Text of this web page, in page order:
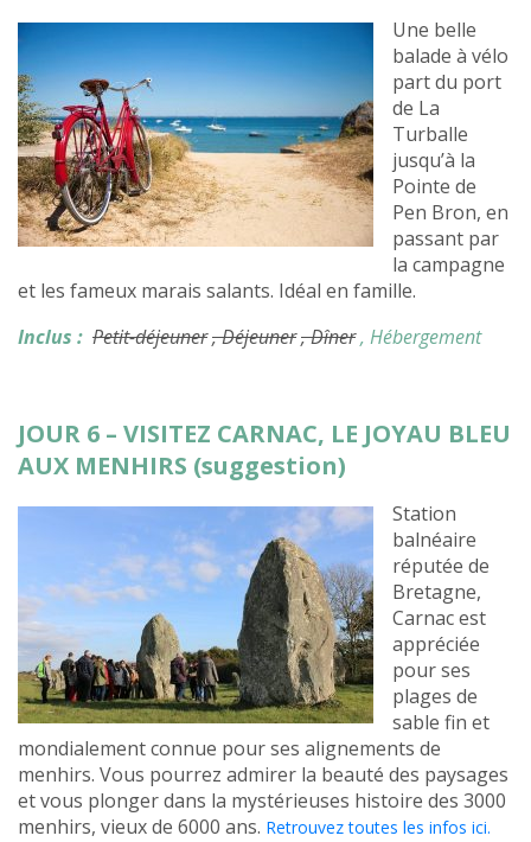
Une belle
balade à vélo
part du port
de La
Turballe
jusqu’à la
Pointe de
Pen Bron, en
passant par
la campagne
et les fameux marais salants. Idéal en famille.
Inclus : Petit-déjeuner, Déjeuner, Dîner, Hébergement
JOUR 6 – VISITEZ CARNAC, LE JOYAU BLEU
AUX MENHIRS (suggestion)
Station
balnéaire
réputée de
Bretagne,
Carnac est
appréciée
pour ses
plages de
sable fin et
mondialement connue pour ses alignements de
menhirs. Vous pourrez admirer la beauté des paysages
et vous plonger dans la mystérieuses histoire des 3000
menhirs, vieux de 6000 ans. Retrouvez toutes les infos ici.